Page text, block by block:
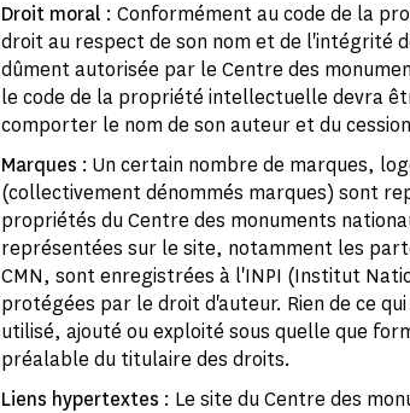
Droit moral : Conformément au code de la
droit au respect de son nom et de l'intégrité
dûment autorisée par le Centre des
le code de la propriété intellectuelle devra
comporter le nom de son auteur et du
Marques : Un certain nombre de marques,
(collectivement dénommés marques) sont
propriétés du Centre des monuments
représentées sur le site, notamment les
CMN, sont enregistrées à l'INPI (Institut
protégées par le droit d'auteur. Rien de ce
utilisé, ajouté ou exploité sous quelle que
préalable du titulaire des droits.
Liens hypertextes : Le site du Centre des